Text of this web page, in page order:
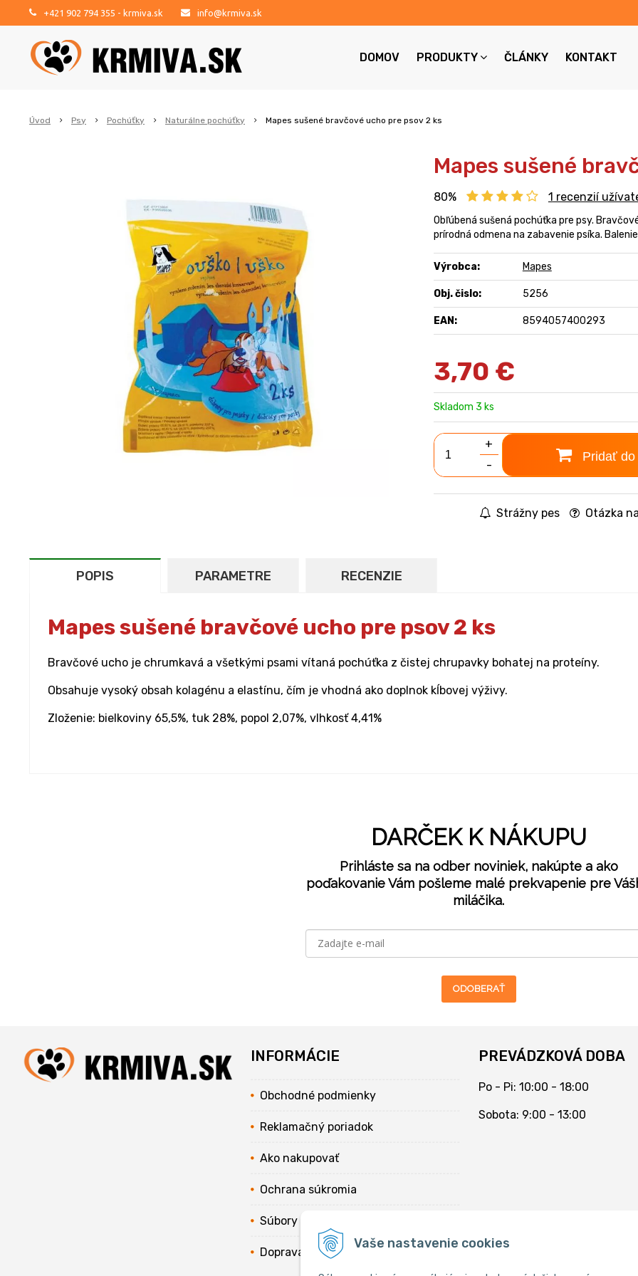
Vaše nastavenie cookies
+421 902 794 355 - krmiva.sk info@krmiva.sk
DOMOV PRODUKTY ČLÁNKY KONTAKT
Úvod Psy Pochúťky Naturálne pochúťky Mapes sušené bravčové ucho pre psov 2 ks
Mapes sušené
80% 1 recenzií
Obľúbená sušená pochúťka pre psy.
prírodná odmena na zabavenie psíka.
Výrobca: Mapes
Obj. čislo: 5256
EAN: 8594057400293
3,70 €
Skladom 3 ks
+
-
Pridať
Strážny pes Otázka
POPIS PARAMETRE RECENZIE
Mapes sušené bravčové ucho pre psov 2 ks
Bravčové ucho je chrumkavá a všetkými psami vítaná pochúťka z čistej chrupavky bohatej na proteíny.
Obsahuje vysoký obsah kolagénu a elastínu, čím je vhodná ako doplnok kĺbovej výživy.
Zloženie: bielkoviny 65,5%, tuk 28%, popol 2,07%, vlhkosť 4,41%
DARČEK K NÁKUPU
Prihláste sa na odber noviniek, nakúpte a ako
poďakovanie Vám pošleme malé prekvapenie pre
miláčika.
ODOBERAŤ
INFORMÁCIE
Obchodné podmienky
Reklamačný poriadok
Ako nakupovať
Ochrana súkromia
Súbory cookies
Doprava
PREVÁDZKOVÁ DOBA
Po - Pi: 10:00 - 18:00
Sobota: 9:00 - 13:00